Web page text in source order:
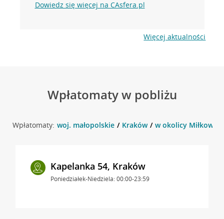
Dowiedz się więcej na CAsfera.pl
Więcej aktualności
Wpłatomaty w pobliżu
Wpłatomaty: woj. małopolskie Kraków w okolicy
Kapelanka 54, Kraków
Poniedziałek-Niedziela: 00:00-23:59